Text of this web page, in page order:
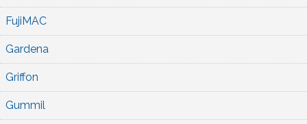
FujiMAC
Gardena
Griffon
Gummil